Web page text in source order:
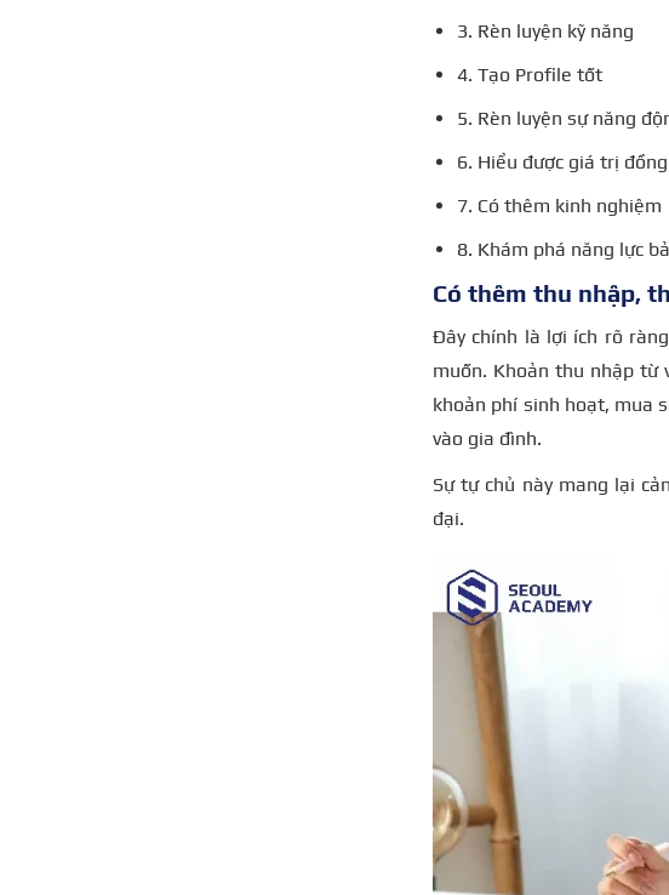
3. Rèn luyện kỹ năng
4. Tạo Profile tốt
5. Rèn luyện sự năng
6. Hiểu được giá trị
7. Có thêm kinh nghiệm
8. Khám phá năng lực
Có thêm thu nhập,
Đây chính là lợi ích rõ
muốn. Khoản thu nhập từ
khoản phí sinh hoạt, mua
vào gia đình.
Sự tự chủ này mang lại
đại.